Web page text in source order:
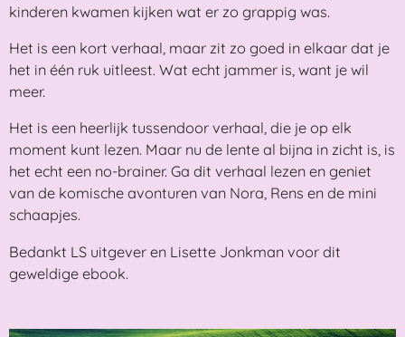
kinderen kwamen kijken wat er zo grappig was.
Het is een kort verhaal, maar zit zo goed in elkaar dat je
het in één ruk uitleest. Wat echt jammer is, want je wil
meer.
Het is een heerlijk tussendoor verhaal, die je op elk
moment kunt lezen. Maar nu de lente al bijna in zicht is, is
het echt een no-brainer. Ga dit verhaal lezen en geniet
van de komische avonturen van Nora, Rens en de mini
schaapjes.
Bedankt LS uitgever en Lisette Jonkman voor dit
geweldige ebook.